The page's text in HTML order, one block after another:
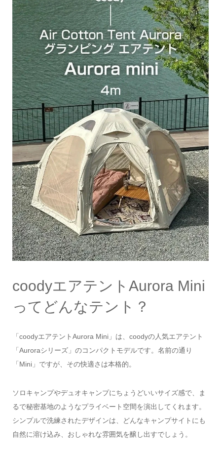
coodyエアテントAurora Mini
ってどんなテント？
「coodyエアテントAurora Mini」は、coodyの人気エアテント
「Auroraシリーズ」のコンパクトモデルです。名前の通り
「Mini」ですが、その快適さは本格的。
ソロキャンプやデュオキャンプにちょうどいいサイズ感で、ま
るで秘密基地のようなプライベート空間を演出してくれます。
シンプルで洗練されたデザインは、どんなキャンプサイトにも
自然に溶け込み、おしゃれな雰囲気を醸し出すでしょう。